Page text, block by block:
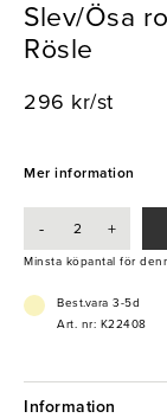
Slev/Ösa
Rösle
296 kr/st
Mer information
- +
Minsta köpantal för
Best.vara 3-5d
Art. nr: K22408
Information